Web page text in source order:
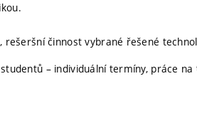
rešeršní činnost vybrané řešené
– individuální termíny, práce